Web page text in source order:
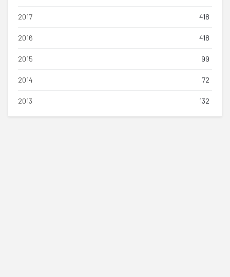
2017 418
2016 418
2015 99
2014 72
2013 132